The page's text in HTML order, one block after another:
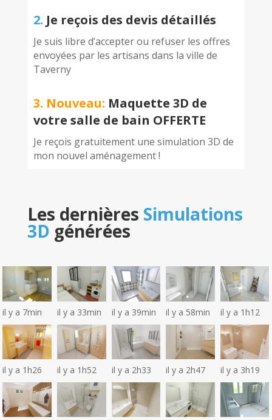
2. Je reçois des devis détaillés
Je suis libre d’accepter ou refuser les offres
envoyées par les artisans dans la ville de
Taverny
3. Nouveau: Maquette 3D de
votre salle de bain OFFERTE
Je reçois gratuitement une simulation 3D de
mon nouvel aménagement !
Les dernières Simulations
3D générées
il y a 7min il y a 33min il y a 39min il y a 58min il y a 1h12
il y a 1h26 il y a 1h52 il y a 2h33 il y a 2h47 il y a 3h19